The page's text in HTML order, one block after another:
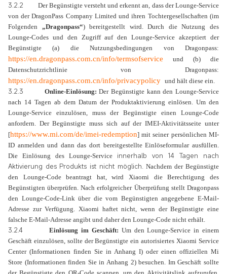
3.2.2
Der Begünstigte versteht und erkennt an, dass der Lounge-Service
von der DragonPass Company Limited und ihren Tochtergesellschaften (im
Folgenden „Dragonpass“) bereitgestellt wird. Durch die Nutzung des
Lounge-Codes und den Zugriff auf den Lounge-Service akzeptiert der
Begünstigte (a) die Nutzungsbedingungen von Dragonpass:
https://en.dragonpass.com.cn/info/termsofservice und (b) die
Datenschutzrichtlinie von Dragonpass:
https://en.dragonpass.com.cn/info/privacypolicy und hält diese ein.
3.2.3 Online-Einlösung:Der Begünstigte kann den Lounge-Service
nach 14 Tagen ab dem Datum der Produktaktivierung einlösen. Um den
Lounge-Service einzulösen, muss der Begünstigte einen Lounge-Code
anfordern. Der Begünstigte muss sich auf der IMEI-Aktivitätsseite unter
[https://www.mi.com/de/imei-redemption] mit seiner persönlichen MI-
ID anmelden und dann das dort bereitgestellte Einlöseformular ausfüllen.
Die Einlösung des Lounge-Service innerhalb von 14 Tagen nach
Aktivierung des Produkts ist nicht möglich.Nachdem der Begünstigte
den Lounge-Code beantragt hat, wird Xiaomi die Berechtigung des
Begünstigten überprüfen. Nach erfolgreicher Überprüfung stellt Dragonpass
den Lounge-Code-Link über die vom Begünstigten angegebene E-Mail-
Adresse zur Verfügung. Xiaomi haftet nicht, wenn der Begünstigte eine
falsche E-Mail-Adresse angibt und daher den Lounge-Code nicht erhält.
3.2.4 Einlösung im Geschäft: Um den Lounge-Service in einem
Geschäft einzulösen, sollte der Begünstigte ein autorisiertes Xiaomi Service
Center (Informationen finden Sie in Anhang I) oder einen offiziellen Mi
Store (Informationen finden Sie in Anhang 2) besuchen. Im Geschäft sollte